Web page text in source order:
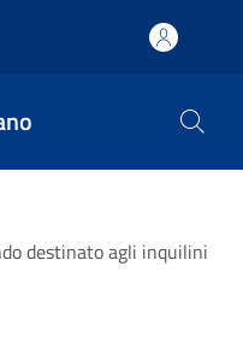
destinato agli inquilini